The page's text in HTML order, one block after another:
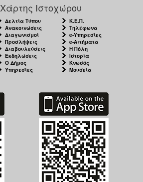
Χάρτης Ιστοχώρου
Δελτία Τύπου
Ανακοινώσεις
Διαγωνισμοί
Προσλήψεις
Διαβουλεύσεις
Εκδηλώσεις
Ο Δήμος
Υπηρεσίες
Κ.Ε.Π.
Τηλέφωνα
e-Υπηρεσίες
e-Αιτήματα
Η Πόλη
Ιστορία
Κνωσός
Μουσεία